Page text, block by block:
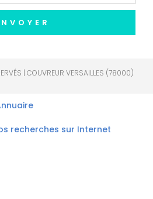
| COUVREUR VERSAILLES (78000)
recherches sur Internet